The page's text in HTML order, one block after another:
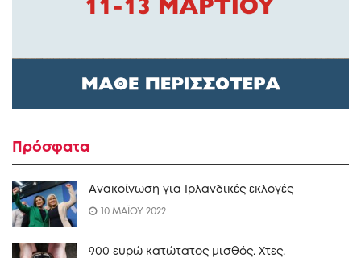
Πρόσφατα
Ανακοίνωση για Ιρλανδικές εκλογές
10 ΜΑΪΟΥ 2022
900 ευρώ κατώτατος μισθός. Xτες.